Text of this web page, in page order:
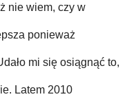
nie wiem, czy w
ponieważ
mi się osiągnąć to,
Latem 2010